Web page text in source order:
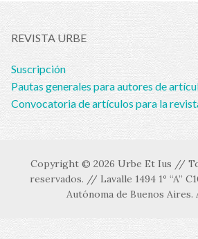
REVISTA URBE
Suscripción
Pautas generales para autores de
Convocatoria de artículos para la
Copyright © 2026 Urbe Et Ius //
reservados. // Lavalle 1494 1º “A”
Autónoma de Buenos Aires.